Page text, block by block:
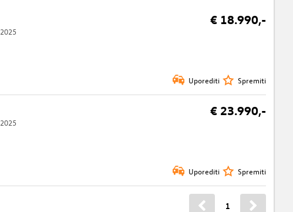
€ 18.990,-
Uporediti Spremiti
€ 23.990,-
Uporediti Spremiti
1